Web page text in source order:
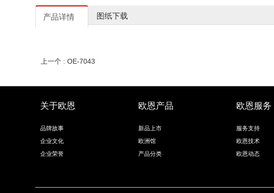
产品详情 图纸下载
上一个 : OE-7043
关于欧恩
品牌故事
企业文化
企业荣誉
欧恩产品
新品上市
欧洲馆
产品分类
欧恩服务
服务支持
欧恩技术
欧恩动态